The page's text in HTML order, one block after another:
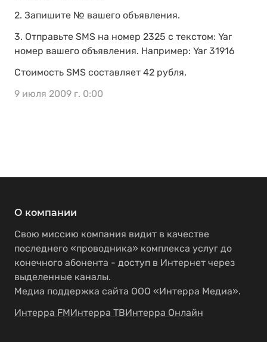
2. Запишите № вашего объявления.
3. Отправьте SMS на номер 2325 c текстом: Yar
номер вашего объявления. Например: Yar 31916
Стоимость SMS составляет 42 рубля.
9 июля 2009 г. 0:00
О компании
Свою миссию компания видит в качестве
последнего «проводника» комплекса услуг до
конечного абонента - доступ в Интернет через
выделенные каналы.
Медиа поддержка сайта ООО «Интерра Медиа».
Интерра FMИнтерра ТВИнтерра Онлайн